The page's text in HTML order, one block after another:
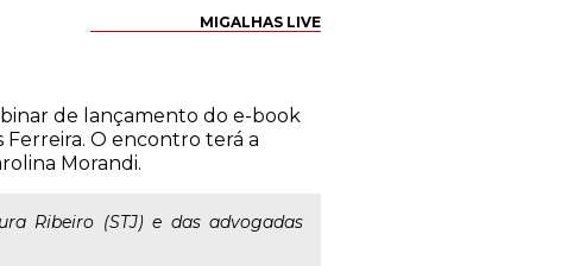
MIGALHAS LIVE
de lançamento do e-book
O encontro terá a
Morandi.
Ribeiro (STJ) e das advogadas